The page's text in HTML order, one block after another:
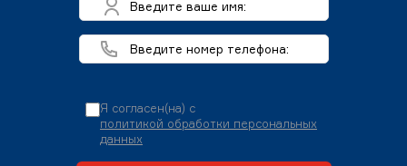
Я согласен(на) с
политикой обработки персональных
данных